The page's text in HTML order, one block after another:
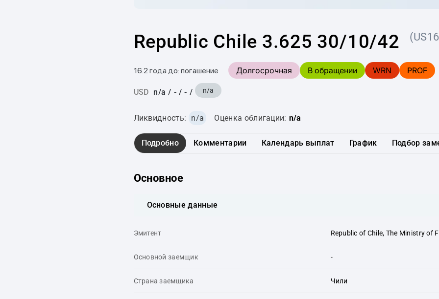
Republic Chile 3.625 30/10/42
16.2 года до: погашение Долгосрочная В обращении WRN PROF
USD n/a / - / - / n/a
Ликвидность: n/a Оценка облигации: n/a
Подробно Комментарии Календарь выплат График Подбор
Основное
Основные данные
Эмитент Republic of Chile, The Ministry of
Основной заемщик -
Страна заемщика Чили